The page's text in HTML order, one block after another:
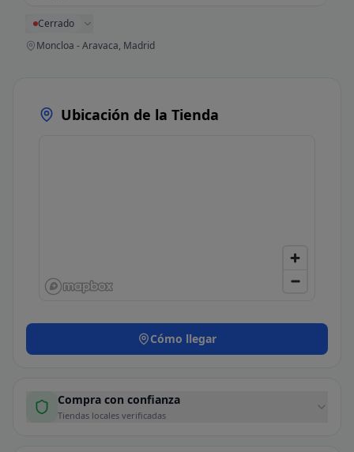
Cerrado
Moncloa - Aravaca, Madrid
Ubicación de la Tienda
Cómo llegar
Compra con confianza
Tiendas locales verificadas